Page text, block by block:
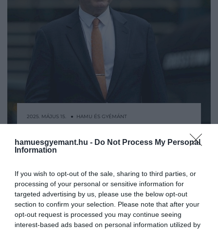
hamuesgyemant.hu - Do Not Process My Personal
Information
If you wish to opt-out of the sale, sharing to third parties, or
processing of your personal or sensitive information for
targeted advertising by us, please use the below opt-out
section to confirm your selection. Please note that after your
opt-out request is processed you may continue seeing
interest-based ads based on personal information utilized by
Kevin Spacey kétszeres Oscar-díjas
színész újabb filmszerepet vállalt a
összeesküvés-akcióthrillerben, amely
fontos lépés pályafutása újjáépítésében,
miután 2023-ban minden szexuális
zaklatási vádpontban felmentették az
Egyesült Királyságban.
2025. MÁJUS 15. ● HAMU ÉS GYÉMÁNT
thrillerben kapott szerepet a…